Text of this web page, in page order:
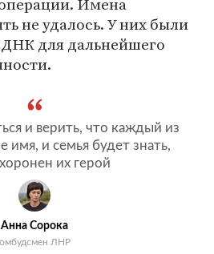
не удалось. У них были
для дальнейшего
и верить, что каждый из
имя, и семья будет знать,
их герой
Анна Сорока
омбудсмен ЛНР